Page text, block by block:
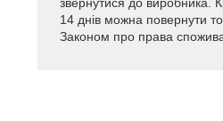
14 днів можна повернути
Законом про права